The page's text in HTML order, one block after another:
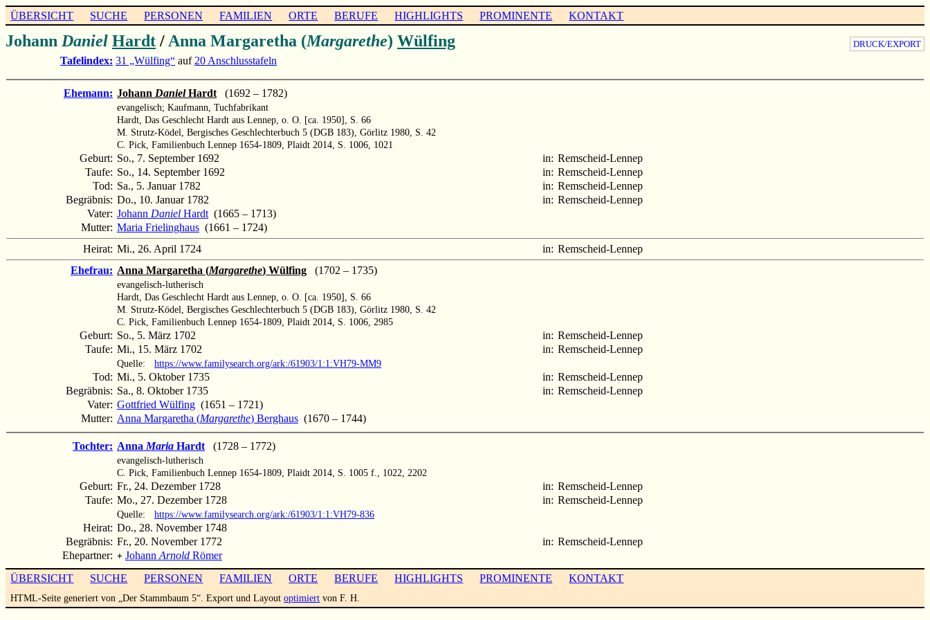
ÜBERSICHT SUCHE PERSONEN FAMILIEN ORTE BERUFE HIGHLIGHTS PROMINENTE KONTAKT
DRUCK/EXPORT
Johann Daniel Hardt / Anna Margaretha (Margarethe) Wülfing
Tafelindex: 31 „Wülfing“ auf 20 Anschlusstafeln
Ehemann: Johann DanielHardt (1692 – 1782)
evangelisch; Kaufmann, Tuchfabrikant
Hardt, Das Geschlecht Hardt aus Lennep, o. O. [ca. 1950], S. 66
M. Strutz-Ködel, Bergisches Geschlechterbuch 5 (DGB 183), Görlitz 1980, S. 42
C. Pick, Familienbuch Lennep 1654-1809, Plaidt 2014, S. 1006, 1021
Geburt: So., 7. September 1692 in: Remscheid-Lennep
Taufe: So., 14. September 1692 in: Remscheid-Lennep
Tod: Sa., 5. Januar 1782 in: Remscheid-Lennep
Begräbnis: Do., 10. Januar 1782 in: Remscheid-Lennep
Vater: Johann Daniel Hardt (1665 – 1713)
Mutter: Maria Frielinghaus (1661 – 1724)
Heirat: Mi., 26. April 1724 in: Remscheid-Lennep
Ehefrau: Anna Margaretha (Margarethe) Wülfing (1702 – 1735)
evangelisch-lutherisch
Hardt, Das Geschlecht Hardt aus Lennep, o. O. [ca. 1950], S. 66
M. Strutz-Ködel, Bergisches Geschlechterbuch 5 (DGB 183), Görlitz 1980, S. 42
C. Pick, Familienbuch Lennep 1654-1809, Plaidt 2014, S. 1006, 2985
Geburt: So., 5. März 1702 in: Remscheid-Lennep
Taufe: Mi., 15. März 1702 in: Remscheid-Lennep
Quelle: https://www.familysearch.org/ark:/61903/1:1:VH79-MM9
Tod: Mi., 5. Oktober 1735 in: Remscheid-Lennep
Begräbnis: Sa., 8. Oktober 1735 in: Remscheid-Lennep
Vater: Gottfried Wülfing (1651 – 1721)
Mutter: Anna Margaretha (Margarethe) Berghaus (1670 – 1744)
Tochter: Anna Maria Hardt (1728 – 1772)
evangelisch-lutherisch
C. Pick, Familienbuch Lennep 1654-1809, Plaidt 2014, S. 1005 f., 1022, 2202
Geburt: Fr., 24. Dezember 1728 in: Remscheid-Lennep
Taufe: Mo., 27. Dezember 1728 in: Remscheid-Lennep
Quelle: https://www.familysearch.org/ark:/61903/1:1:VH79-836
Heirat: Do., 28. November 1748
Begräbnis: Fr., 20. November 1772 in: Remscheid-Lennep
Ehepartner: + Johann Arnold Römer
ÜBERSICHT
SUCHE PERSONEN FAMILIEN ORTE BERUFE HIGHLIGHTS PROMINENTE KONTAKT
HTML-Seite generiert von „Der Stammbaum 5“. Export und Layoutoptimiert von F. H.